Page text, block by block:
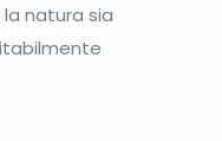
natura sia